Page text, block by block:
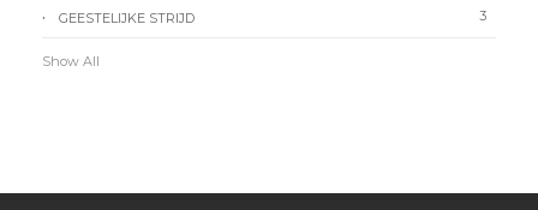
GEESTELIJKE STRIJD 3
Show All